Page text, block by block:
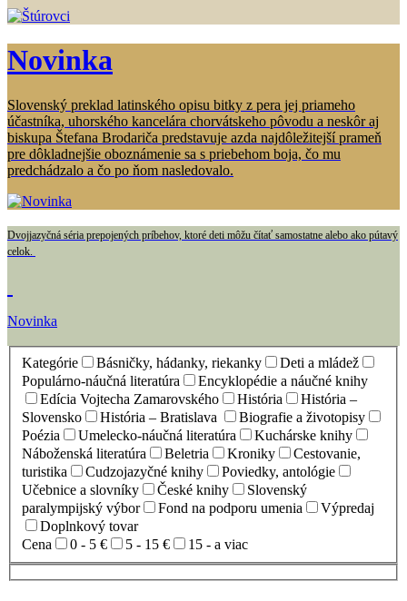
Novinka
Slovenský preklad latinského opisu bitky z pera jej priameho
účastníka, uhorského kancelára chorvátskeho pôvodu a neskôr aj
biskupa Štefana Brodariča predstavuje azda najdôležitejší prameň
pre dôkladnejšie oboznámenie sa s priebehom boja, čo mu
predchádzalo a čo po ňom nasledovalo.
Dvojjazyčná séria prepojených príbehov, ktoré deti môžu čítať samostatne alebo ako pútavý
celok.
Novinka
Kategórie Básničky, hádanky, riekanky
Deti a mládež
Populárno-náučná literatúra
Encyklopédie a náučné knihy
Edícia Vojtecha Zamarovského
História
História –
Slovensko
História – Bratislava
Biografie a životopisy
Poézia
Umelecko-náučná literatúra
Kuchárske knihy
Náboženská literatúra
Beletria Kroniky
Cestovanie,
turistika
Cudzojazyčné knihy
Poviedky, antológie
Učebnice a slovníky
České knihy
Slovenský
paralympijský výbor
Fond na podporu umenia
Výpredaj
Doplnkový tovar
Cena
0 - 5 € 5 - 15 € 15 - a viac